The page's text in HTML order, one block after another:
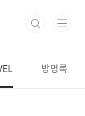
방명록